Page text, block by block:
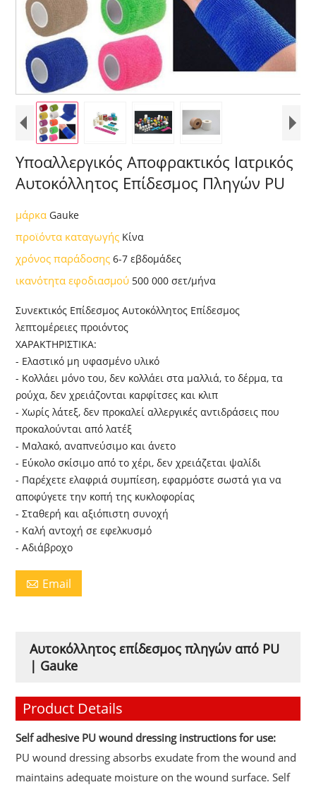
Υποαλλεργικός Αποφρακτικός Ιατρικός
Αυτοκόλλητος Επίδεσμος Πληγών PU
μάρκαGauke
προϊόντα καταγωγής Κίνα
χρόνος παράδοσης6-7 εβδομάδες
ικανότητα εφοδιασμού 500 000 σετ/μήνα
Συνεκτικός Επίδεσμος Αυτοκόλλητος Επίδεσμος
λεπτομέρειες προιόντος
ΧΑΡΑΚΤΗΡΙΣΤΙΚΑ:
- Ελαστικό μη υφασμένο υλικό
- Κολλάει μόνο του, δεν κολλάει στα μαλλιά, το δέρμα, τα
ρούχα, δεν χρειάζονται καρφίτσες και κλιπ
- Χωρίς λάτεξ, δεν προκαλεί αλλεργικές αντιδράσεις που
προκαλούνται από λατέξ
- Μαλακό, αναπνεύσιμο και άνετο
- Εύκολο σκίσιμο από το χέρι, δεν χρειάζεται ψαλίδι
- Παρέχετε ελαφριά συμπίεση, εφαρμόστε σωστά για να
αποφύγετε την κοπή της κυκλοφορίας
- Σταθερή και αξιόπιστη συνοχή
- Καλή αντοχή σε εφελκυσμό
- Αδιάβροχο
 Email
Αυτοκόλλητος επίδεσμος πληγών από PU
| Gauke
Product Details
Self adhesive PU wound dressing instructions for use:
PU wound dressingabsorbs exudate from the wound and
maintains adequate moisture on the wound surface. Self